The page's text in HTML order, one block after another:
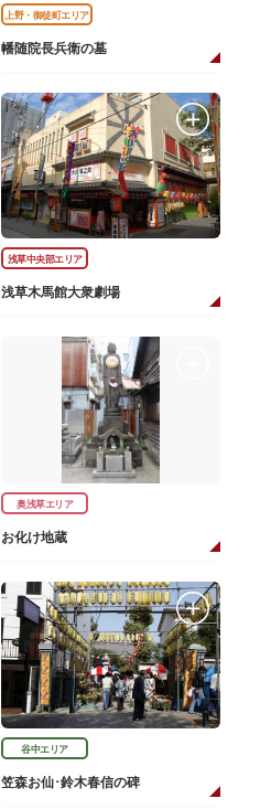
上野・御徒町エリア
幡随院長兵衛の墓
浅草中央部エリア
浅草木馬館大衆劇場
奥浅草エリア
お化け地蔵
谷中エリア
笠森お仙･鈴木春信の碑